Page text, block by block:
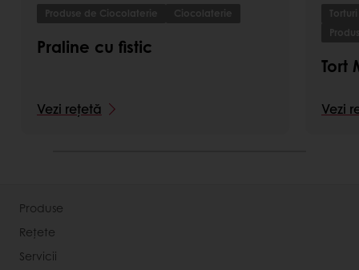
Produse de Ciocolaterie Ciocolaterie
Praline cu fistic
Vezi rețetă
Tort
Vezi
Produse
Rețete
Servicii